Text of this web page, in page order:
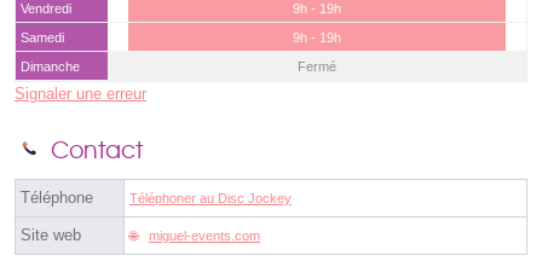
Vendredi
9h - 19h
Samedi
9h - 19h
Dimanche
Fermé
Signaler une erreur
Contact
Téléphone Téléphoner au Disc Jockey
Site web miguel-events.com